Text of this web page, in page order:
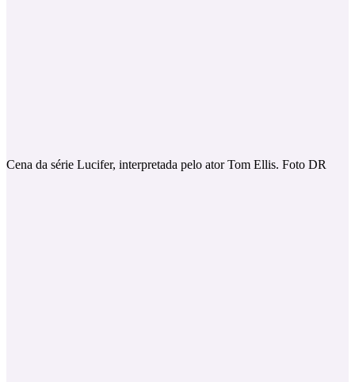
Cena da série Lucifer, interpretada pelo ator Tom Ellis. Foto DR